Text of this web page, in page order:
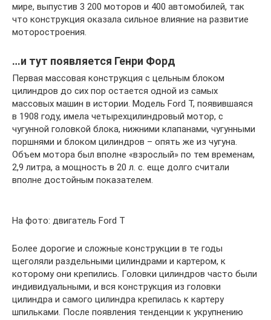
мире, выпустив 3 200 моторов и 400 автомобилей, так
что конструкция оказала сильное влияние на развитие
моторостроения.
…и тут появляется Генри Форд
Первая массовая конструкция с цельным блоком
цилиндров до сих пор остается одной из самых
массовых машин в истории. Модель Ford T, появившаяся
в 1908 году, имела четырехцилиндровый мотор, с
чугунной головкой блока, нижними клапанами, чугунными
поршнями и блоком цилиндров – опять же из чугуна.
Объем мотора был вполне «взрослый» по тем временам,
2,9 литра, а мощность в 20 л. с. еще долго считали
вполне достойным показателем.
На фото: двигатель Ford T
Более дорогие и сложные конструкции в те годы
щеголяли раздельными цилиндрами и картером, к
которому они крепились. Головки цилиндров часто были
индивидуальными, и вся конструкция из головки
цилиндра и самого цилиндра крепилась к картеру
шпильками. После появления тенденции к укрупнению